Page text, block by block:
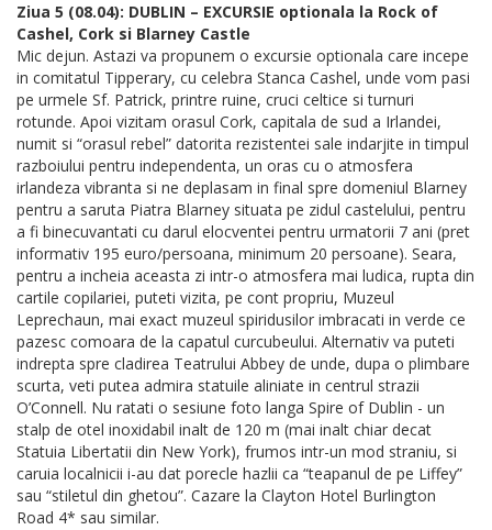
Ziua 5 (08.04): DUBLIN – EXCURSIE optionala la Rock of
Cashel, Cork si Blarney Castle
Mic dejun. Astazi va propunem o excursie optionala care incepe
in comitatul Tipperary, cu celebra Stanca Cashel, unde vom pasi
pe urmele Sf. Patrick, printre ruine, cruci celtice si turnuri
rotunde. Apoi vizitam orasul Cork, capitala de sud a Irlandei,
numit si “orasul rebel” datorita rezistentei sale indarjite in timpul
razboiului pentru independenta, un oras cu o atmosfera
irlandeza vibranta si ne deplasam in final spre domeniul Blarney
pentru a saruta Piatra Blarney situata pe zidul castelului, pentru
a fi binecuvantati cu darul elocventei pentru urmatorii 7 ani (pret
informativ 195 euro/persoana, minimum 20 persoane). Seara,
pentru a incheia aceasta zi intr-o atmosfera mai ludica, rupta din
cartile copilariei, puteti vizita, pe cont propriu, Muzeul
Leprechaun, mai exact muzeul spiridusilor imbracati in verde ce
pazesc comoara de la capatul curcubeului. Alternativ va puteti
indrepta spre cladirea Teatrului Abbey de unde, dupa o plimbare
scurta, veti putea admira statuile aliniate in centrul strazii
O’Connell. Nu ratati o sesiune foto langa Spire of Dublin - un
stalp de otel inoxidabil inalt de 120 m (mai inalt chiar decat
Statuia Libertatii din New York), frumos intr-un mod straniu, si
caruia localnicii i-au dat porecle hazlii ca “teapanul de pe Liffey”
sau “stiletul din ghetou”. Cazare la Clayton Hotel Burlington
Road 4* sau similar.